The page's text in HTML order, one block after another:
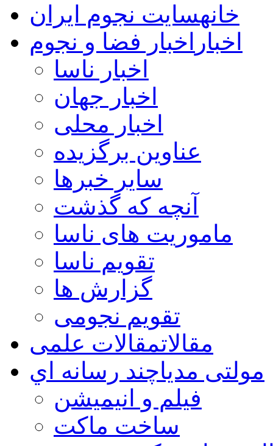
خانهسایت نجوم ایران
اخبار اخبار فضا و نجوم
اخبار ناسا
اخبار جهان
اخبار محلی
عناوین برگزیده
سایر خبرها
آنچه که گذشت
ماموریت های ناسا
تقویم ناسا
گزارش ها
تقویم نجومی
مقالاتمقالات علمی
مولتی مدیاچند رسانه اي
فیلم و انیمیشن
ساخت ماکت